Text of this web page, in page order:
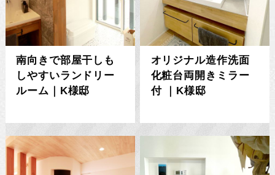
南向きで部屋干しも
しやすいランドリー
ルーム｜K様邸
オリジナル造作洗面
化粧台両開きミラー
付 ｜K様邸